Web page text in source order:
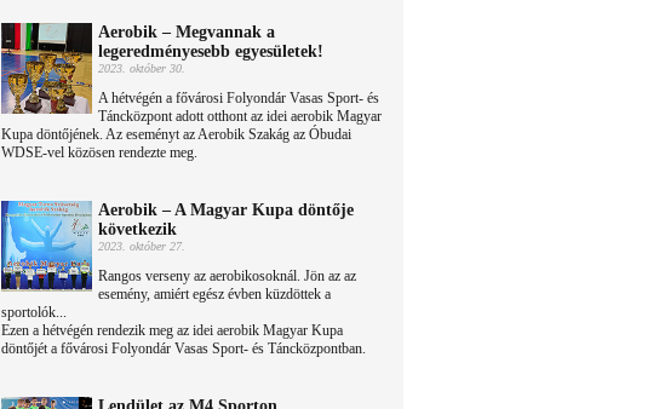
Aerobik – Megvannak a
legeredményesebb egyesületek!
2023. október 30.
A hétvégén a fővárosi Folyondár Vasas Sport- és
Táncközpont adott otthont az idei aerobik Magyar
Kupa döntőjének. Az eseményt az Aerobik Szakág az Óbudai
WDSE-vel közösen rendezte meg.
Aerobik – A Magyar Kupa döntője
következik
2023. október 27.
Rangos verseny az aerobikosoknál. Jön az az
esemény, amiért egész évben küzdöttek a
sportolók...
Ezen a hétvégén rendezik meg az idei aerobik Magyar Kupa
döntőjét a fővárosi Folyondár Vasas Sport- és Táncközpontban.